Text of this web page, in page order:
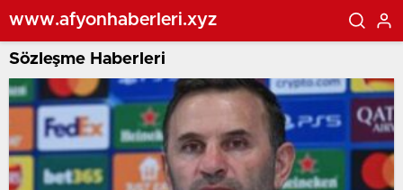
www.afyonhaberleri.xyz
Sözleşme Haberleri